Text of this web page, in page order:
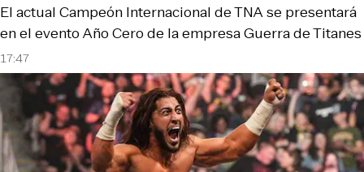
17:47
El actual Campeón Internacional de TNA se presentará
en el evento Año Cero de la empresa Guerra de Titanes